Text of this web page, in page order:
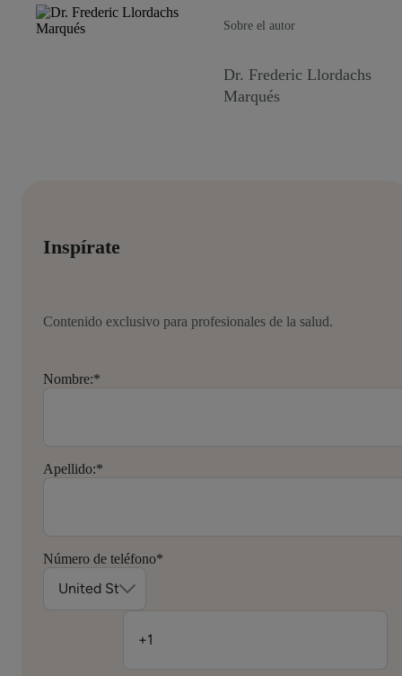
Sobre el autor
Dr. Frederic Llordachs
Marqués
Inspírate
Contenido exclusivo para profesionales de la salud.
Nombre:*
Apellido:*
Número de teléfono*